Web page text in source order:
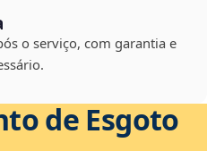
o serviço, com garantia e
de Esgoto